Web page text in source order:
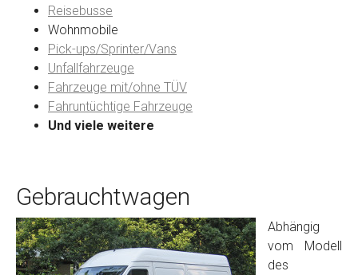
Preisvorstellung
Name*
Email
PLZ und Ort
Reisebusse
Wohnmobile
Pick-ups/Sprinter/Vans
Unfallfahrzeuge
Fahrzeuge mit/ohne TÜV
Fahruntüchtige Fahrzeuge
Und viele weitere
Gebrauchtwagen
Abhängig
vom Modell
des